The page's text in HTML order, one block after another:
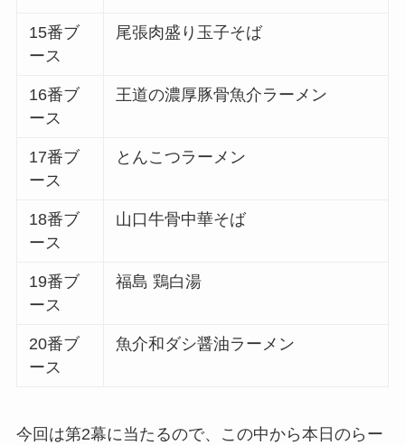
15番ブ
ース
尾張肉盛り玉子そば
16番ブ
ース
王道の濃厚豚骨魚介ラーメン
17番ブ
ース
とんこつラーメン
18番ブ
ース
山口牛骨中華そば
19番ブ
ース
福島 鶏白湯
20番ブ
ース
魚介和ダシ醤油ラーメン
今回は第2幕に当たるので、この中から本日のらー